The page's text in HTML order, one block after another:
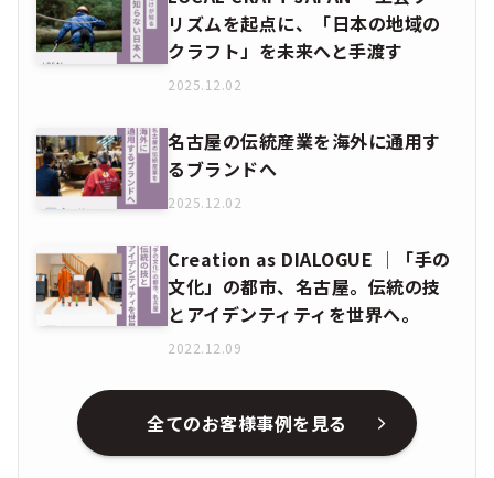
リズムを起点に、「日本の地域の
クラフト」を未来へと手渡す
2025.12.02
名古屋の伝統産業を海外に通用す
るブランドへ
2025.12.02
Creation as DIALOGUE │「手の
文化」の都市、名古屋。伝統の技
とアイデンティティを世界へ。
2022.12.09
全てのお客様事例を見る